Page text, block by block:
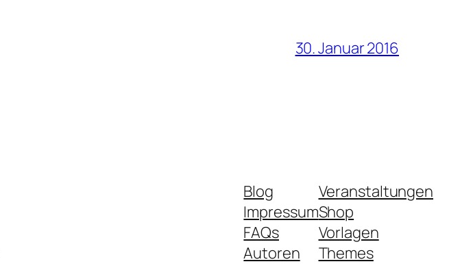
30. Januar 2016
Blog
Impressum
FAQs
Autoren
Veranstaltungen
Shop
Vorlagen
Themes